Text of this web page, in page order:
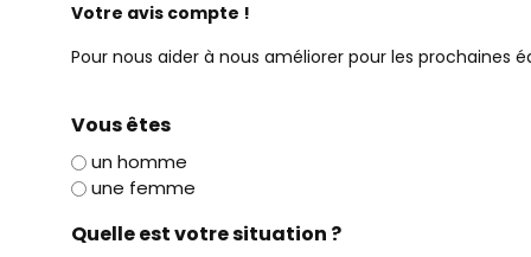
Votre avis compte !
Pour nous aider à nous améliorer pour les prochaines
Vous êtes
un homme
une femme
Quelle est votre situation ?